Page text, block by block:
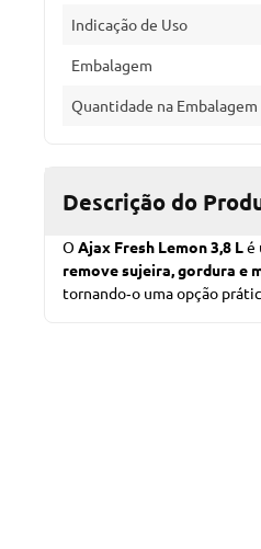
Indicação de Uso
Embalagem
Quantidade na Embalagem
Descrição do
O Ajax Fresh Lemon 3,8 Lé
remove sujeira, gordura e
tornando‑o uma opção